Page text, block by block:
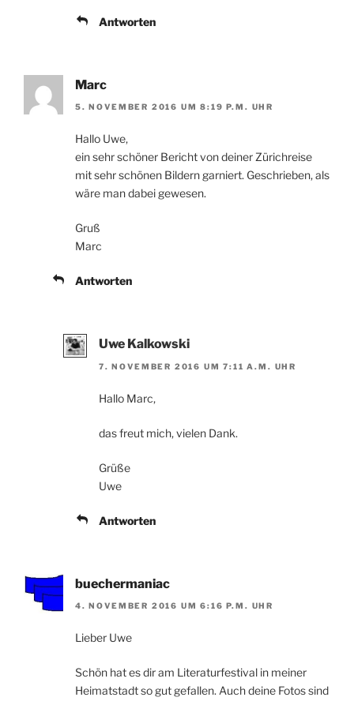
Antworten
Marc
5. NOVEMBER 2016 UM 8:19 P.M. UHR
Hallo Uwe,
ein sehr schöner Bericht von deiner Zürichreise
mit sehr schönen Bildern garniert. Geschrieben, als
wäre man dabei gewesen.
Gruß
Marc
Antworten
Uwe Kalkowski
7. NOVEMBER 2016 UM 7:11 A.M. UHR
Hallo Marc,
das freut mich, vielen Dank.
Grüße
Uwe
Antworten
buechermaniac
4. NOVEMBER 2016 UM 6:16 P.M. UHR
Lieber Uwe
Schön hat es dir am Literaturfestival in meiner
Heimatstadt so gut gefallen. Auch deine Fotos sind